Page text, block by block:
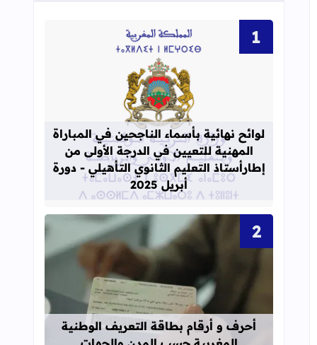
قراءة المزيد عن لوائح نهائية بأسماء
لوائح نهائية بأسماء الناجحين في المباراة
المهنية للتعيين في الدرجة الأولى من
إطارأستاذ التعليم الثانوي التأهيلي - دورة
أبريل 2025
قراءة المزيد عن أحرف و أرقام
أحرف و أرقام بطاقة التعريف الوطنية